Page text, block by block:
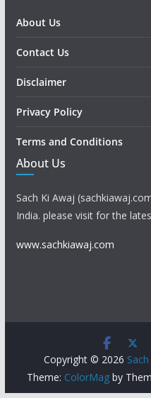
About Us
Contact Us
Disclaimer
Privacy Policy
Terms and Conditions
About Us
Sach Ki Awaj
India. please visit for the
www.sachkiawaj.com
Copyright © 2026
Theme: ColorMagby